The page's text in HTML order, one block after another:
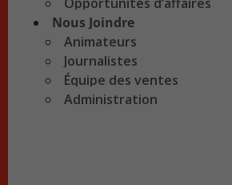
Nous Joindre
Animateurs
Journalistes
Équipe des ventes
Administration